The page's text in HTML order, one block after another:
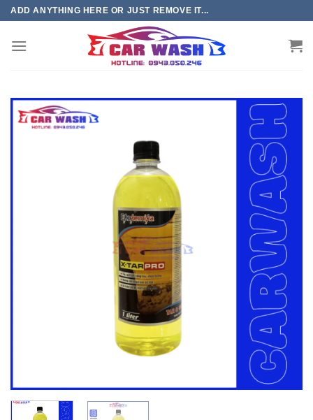
Chuyển
phần
ADD ANYTHING HERE OR JUST REMOVE IT...